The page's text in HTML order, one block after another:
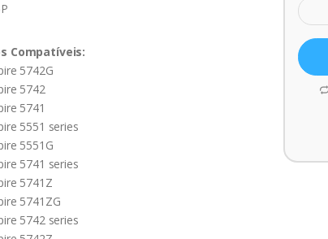
Compatíveis:
5742G
5742
5741
5551 series
5551G
5741 series
5741Z
5741ZG
5742 series